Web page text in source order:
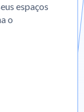
espaços
o